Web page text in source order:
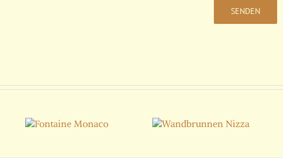
Wandbrunnen
Wandbrunnen